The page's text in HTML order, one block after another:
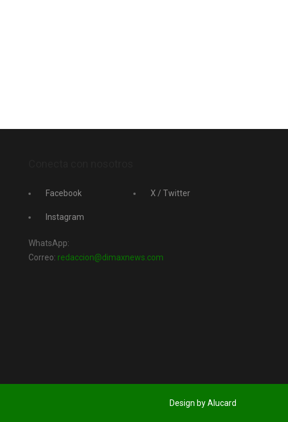
Facebook
Instagram
X / Twitter
WhatsApp:
Correo: redaccion@dimaxnews.com
Design by Alucard